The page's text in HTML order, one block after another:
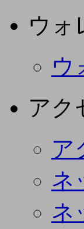
ウォ
ウ
アク
ア
ネ
ネ